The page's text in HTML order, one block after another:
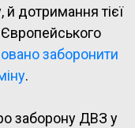
й дотримання тієї
Європейського
заборонити
.
заборону ДВЗ у